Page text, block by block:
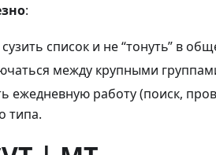
:
список и не “тонуть” в
между крупными
ежедневную работу (поиск,
типа.